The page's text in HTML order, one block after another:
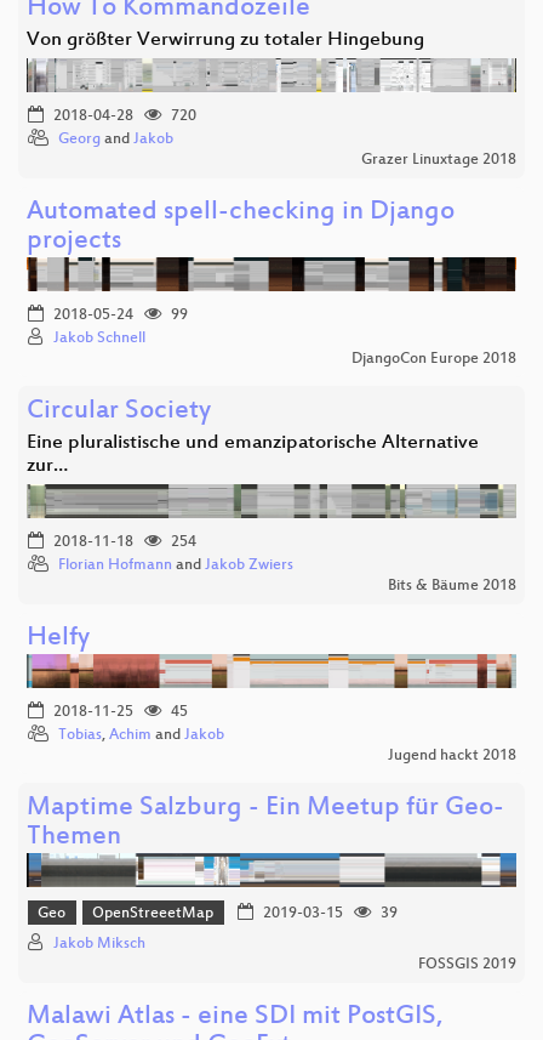
How To Kommandozeile
Von größter Verwirrung zu totaler Hingebung
2018-04-28
720
Georg and Jakob
Grazer Linuxtage 2018
Automated spell-checking in Django
projects
2018-05-24
99
Jakob Schnell
DjangoCon Europe 2018
Circular Society
Eine pluralistische und emanzipatorische Alternative
zur…
2018-11-18
254
Florian Hofmann and Jakob Zwiers
Bits & Bäume 2018
Helfy
2018-11-25
45
Tobias, Achim and Jakob
Jugend hackt 2018
Maptime Salzburg - Ein Meetup für Geo-
Themen
Geo OpenStreeetMap 2019-03-15
39
Jakob Miksch
FOSSGIS 2019
Malawi Atlas - eine SDI mit PostGIS,